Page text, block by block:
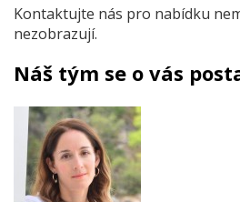
Kontaktujte nás pro nabídku
nezobrazují.
Náš tým se o vás